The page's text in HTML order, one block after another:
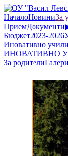
НачалоНовиниЗа
ПриемДокументи
Бюджет2023-2026
Иновативно
ИНОВАТИВНО
За родители